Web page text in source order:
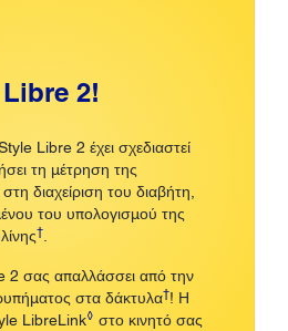
2!
Libre 2 έχει σχεδιαστεί
τη μέτρηση της
διαχείριση του διαβήτη,
του υπολογισμού της
†
2 σας απαλλάσσει από την
στα δάκτυλα†! Η
LibreLink◊ στο κινητό σας